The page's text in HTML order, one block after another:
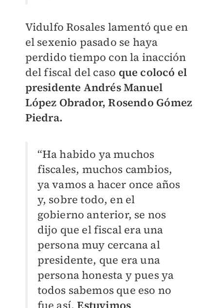
Vidulfo Rosales lamentó que en
el sexenio pasado se haya
perdido tiempo con la inacción
del fiscal del caso que colocó el
presidente Andrés Manuel
López Obrador, Rosendo Gómez
Piedra.
“Ha habido ya muchos
fiscales, muchos cambios,
ya vamos a hacer once años
y, sobre todo, en el
gobierno anterior, se nos
dijo que el fiscal era una
persona muy cercana al
presidente, que era una
persona honesta y pues ya
todos sabemos que eso no